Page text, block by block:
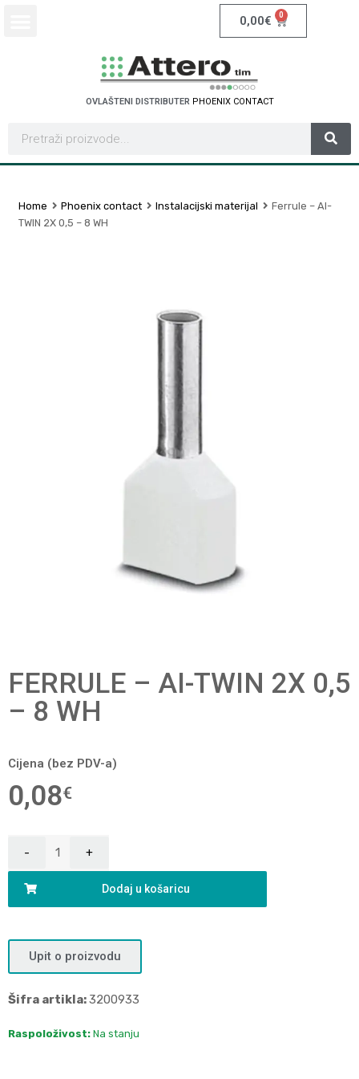
0,00€ 0
OVLAŠTENI DISTRIBUTER PHOENIX CONTACT
Home Phoenix contact Instalacijski materijal
Ferrule – AI-
TWIN 2X 0,5 – 8 WH
FERRULE – AI-TWIN 2X 0,5
– 8 WH
Cijena (bez PDV-a)
0,08€
Dodaj u košaricu
Upit o proizvodu
Šifra artikla:3200933
Raspoloživost: Na stanju